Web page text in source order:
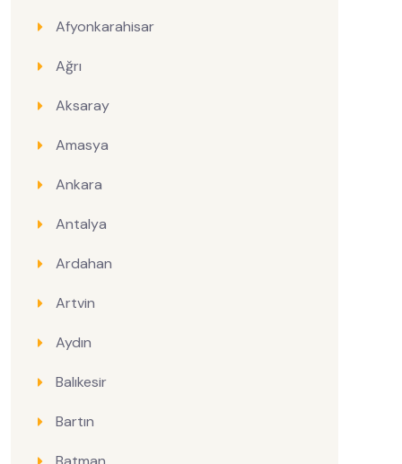
Afyonkarahisar
Ağrı
Aksaray
Amasya
Ankara
Antalya
Ardahan
Artvin
Aydın
Balıkesir
Bartın